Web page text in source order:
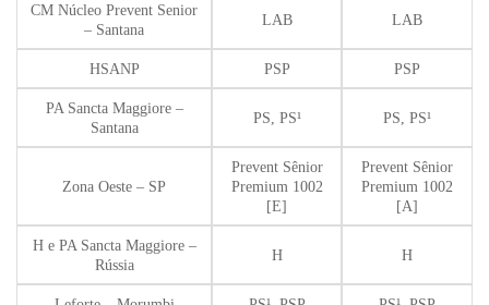
CM Núcleo Prevent Senior
– Santana
LAB LAB
HSANP PSP PSP
PA Sancta Maggiore –
Santana
PS, PS¹ PS, PS¹
Zona Oeste – SP
Prevent Sênior
Premium 1002
[E]
Prevent Sênior
Premium 1002
[A]
H e PA Sancta Maggiore –
Rússia
H H